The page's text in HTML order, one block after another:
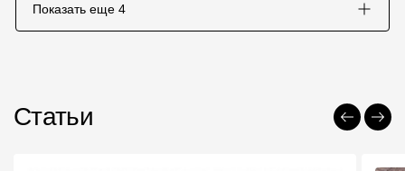
Показать еще 4
Статьи